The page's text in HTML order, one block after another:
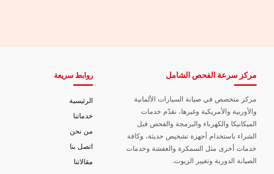
مركز سرعة الفحص الشامل
مركز متخصص في صيانة السيارات الألمانية
والأوربية والأمريكية وغيرها، نقدّم خدمات
الميكانيكا والكهرباء والبرمجة والفحص قبل
الشراء باستخدام أجهزة تشخيص حديثة، وكافة
خدمات أخرى مثل السمكرة والعفشة وخدمات
الصيانة الدورية وتغيير الزيوت.
روابط سريعة
الرئيسية
خدماتنا
من نحن
اتصل بنا
مقالاتنا